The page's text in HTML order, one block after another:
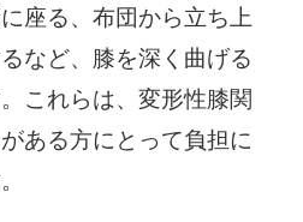
座る、布団から立ち上
など、膝を深く曲げる
これらは、変形性膝関
ある方にとって負担に